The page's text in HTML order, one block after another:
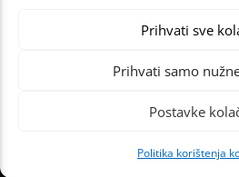
Prihvati sve
Prihvati samo
Postavke
Politika korištenja